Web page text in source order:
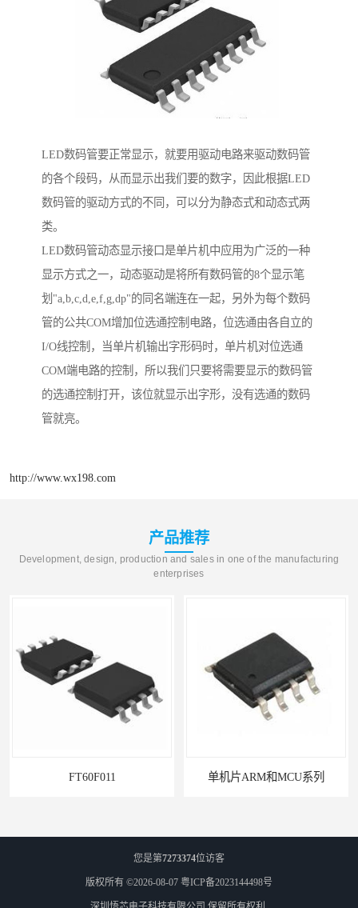
LED数码管要正常显示，就要用驱动电路来驱动数码管
的各个段码，从而显示出我们要的数字，因此根据LED
数码管的驱动方式的不同，可以分为静态式和动态式两
类。
LED数码管动态显示接口是单片机中应用为广泛的一种
显示方式之一，动态驱动是将所有数码管的8个显示笔
划"a,b,c,d,e,f,g,dp"的同名端连在一起，另外为每个数码
管的公共COM增加位选通控制电路，位选通由各自立的
I/O线控制，当单片机输出字形码时，单片机对位选通
COM端电路的控制，所以我们只要将需要显示的数码管
的选通控制打开，该位就显示出字形，没有选通的数码
管就亮。
http://www.wx198.com
产品推荐
Development, design, production and sales in one of the manufacturing
enterprises
FT60F011 单机片ARM和MCU系列
您是第7273374位访客
版权所有 ©2026-08-07 粤ICP备2023144498号